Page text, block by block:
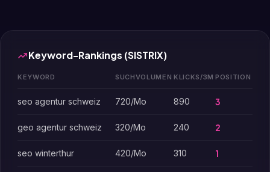
Keyword-Rankings (SISTRIX)
KEYWORD SUCHVOLUMEN KLICKS/3M POSITION
seo agentur schweiz 720/Mo 890 3
geo agentur schweiz 320/Mo 240 2
seo winterthur 420/Mo 310 1